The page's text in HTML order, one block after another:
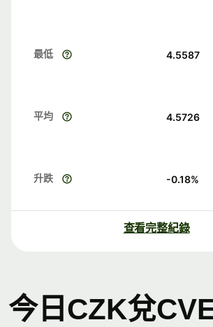
最低 4.5587
平均 4.5726
升跌 -0.18%
查看完整紀錄
今日CZK兌